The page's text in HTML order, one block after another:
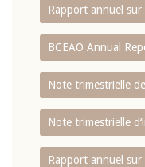
Rapport annuel sur
BCEAO Annual
Note trimestrielle
Note trimestrielle
Rapport annuel sur